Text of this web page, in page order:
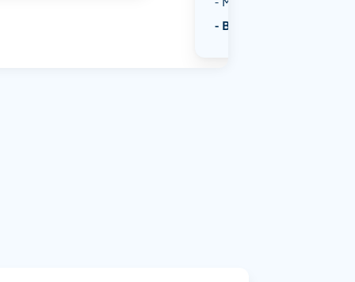
Bekijk alle categorieën